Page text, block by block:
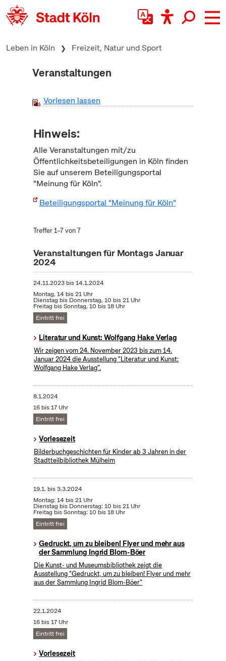
zum Inhalt springen
Leben in Köln Freizeit, Natur und Sport
Veranstaltungen
Vorlesen lassen
Hinweis:
Alle Veranstaltungen mit/zu
Öffentlichkeitsbeteiligungen in Köln finden
Sie auf unserem Beteiligungsportal
"Meinung für Köln".
Beteiligungsportal "Meinung für Köln"
Treffer 1–7 von 7
Veranstaltungen für Montags Januar
2024
24.11.2023bis14.1.2024
Montag, 14 bis 21 Uhr
Dienstag bis Donnerstag, 10 bis 21 Uhr
Freitag bis Sonntag, 10 bis 18 Uhr
Eintritt frei
Literatur und Kunst: Wolfgang Hake Verlag
Wir zeigen vom 24. November 2023 bis zum 14.
Januar 2024 die Ausstellung "Literatur und Kunst:
Wolfgang Hake Verlag".
8.1.2024
16 bis 17 Uhr
Eintritt frei
Vorlesezeit
Bilderbuchgeschichten für Kinder ab 3 Jahren in der
Stadtteilbibliothek Mülheim
19.1. bis3.3.2024
Montag: 14 bis 21 Uhr
Dienstag bis Donnerstag: 10 bis 21 Uhr
Freitag bis Sonntag: 10 bis 18 Uhr
Eintritt frei
Gedruckt, um zu bleiben! Flyer und mehr aus
der Sammlung Ingrid Blom-Böer
Die Kunst- und Museumsbibliothek zeigt die
Ausstellung "Gedruckt, um zu bleiben! Flyer und mehr
aus der Sammlung Ingrid Blom-Böer"
22.1.2024
16 bis 17 Uhr
Eintritt frei
Vorlesezeit